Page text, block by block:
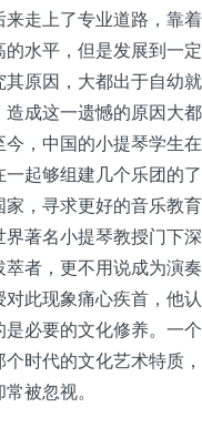
走上了专业道路，靠
水平，但是发展到一
原因，大都出于自幼
成这一遗憾的原因大都
今，中国的小提琴学生
一起够组建几个乐团的
，寻求更好的音乐教
界著名小提琴教授门下
者，更不用说成为演
此现象痛心疾首，他
是必要的文化修养。一
时代的文化艺术特质
被忽视。